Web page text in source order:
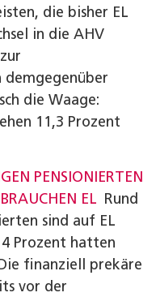
die bisher EL
in die AHV
demgegenüber
die Waage:
11,3 Prozent
PENSIONIERTEN
EL Rund
sind auf EL
Prozent hatten
finanziell prekäre
vor der